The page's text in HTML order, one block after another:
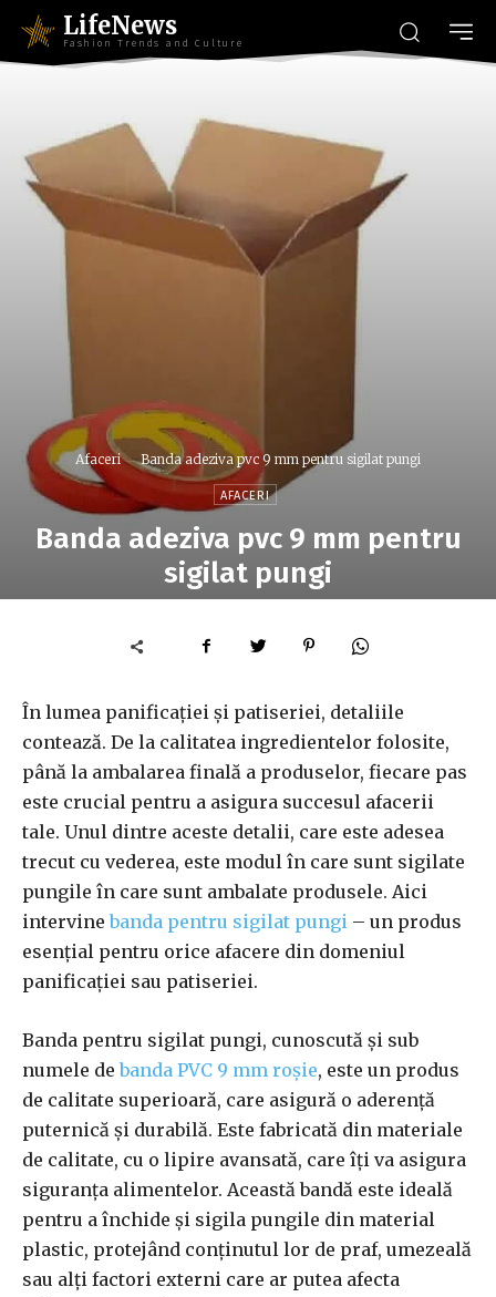
LifeNews
Fashion Trends and Culture
Afaceri Banda adeziva pvc 9 mm pentru sigilat pungi
AFACERI
Banda adeziva pvc 9 mm pentru
sigilat pungi
În lumea panificației și patiseriei, detaliile
contează. De la calitatea ingredientelor folosite,
până la ambalarea finală a produselor, fiecare pas
este crucial pentru a asigura succesul afacerii
tale. Unul dintre aceste detalii, care este adesea
trecut cu vederea, este modul în care sunt sigilate
pungile în care sunt ambalate produsele. Aici
intervinebanda pentru sigilat pungi – un produs
esențial pentru orice afacere din domeniul
panificației sau patiseriei.
Banda pentru sigilat pungi, cunoscută și sub
numele debanda PVC 9 mm roșie, este un produs
de calitate superioară, care asigură o aderență
puternică și durabilă. Este fabricată din materiale
de calitate, cu o lipire avansată, care îți va asigura
siguranța alimentelor. Această bandă este ideală
pentru a închide și sigila pungile din material
plastic, protejând conținutul lor de praf, umezeală
sau alți factori externi care ar putea afecta